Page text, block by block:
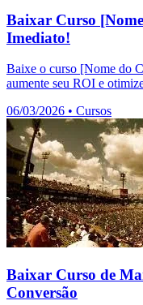
Baixar Curso
Imediato!
Baixe o curso [Nome do
aumente seu ROI e
06/03/2026 • Cursos
Baixar Curso de
Conversão